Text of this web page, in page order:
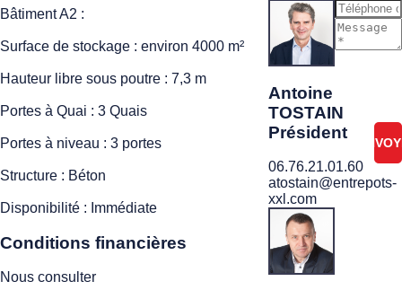
Bâtiment A2 :
Surface de stockage : environ 4000 m²
Hauteur libre sous poutre : 7,3 m
Portes à Quai : 3 Quais
Portes à niveau : 3 portes
Structure : Béton
Disponibilité : Immédiate
Conditions financières
Nous consulter
Antoine
TOSTAIN
Président
06.76.21.01.60
atostain@entrepots-
xxl.com